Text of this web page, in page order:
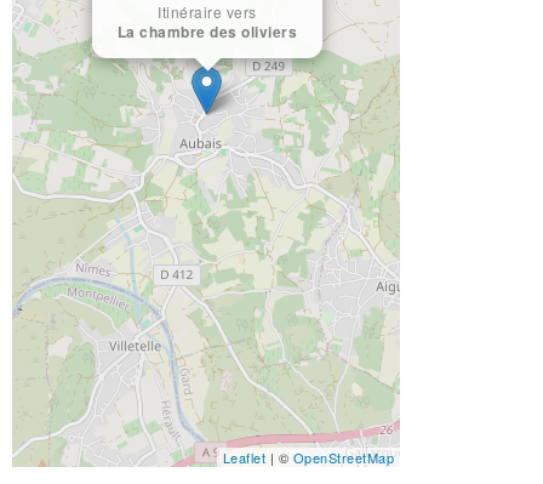
Itinéraire vers
La chambre des oliviers
Leaflet | © OpenStreetMap